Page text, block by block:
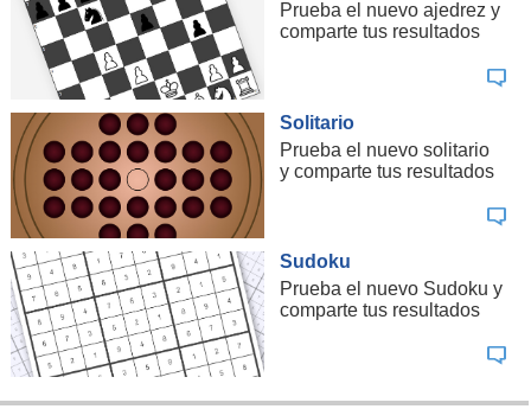
Prueba el nuevo ajedrez y
comparte tus resultados
Solitario
Prueba el nuevo solitario
y comparte tus resultados
Sudoku
Prueba el nuevo Sudoku y
comparte tus resultados